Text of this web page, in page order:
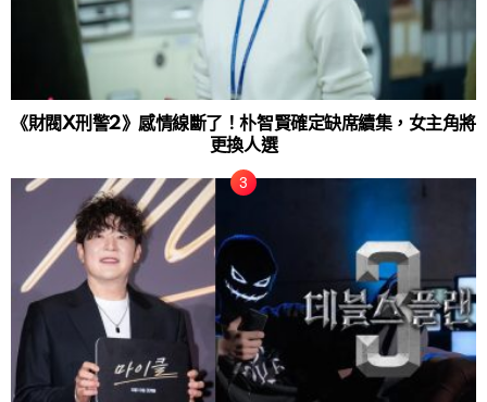
《財閥X刑警2》感情線斷了！朴智賢確定缺席續集，女主角將
更換人選